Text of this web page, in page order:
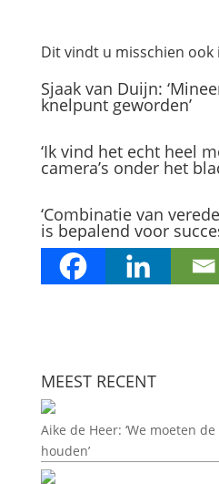
Dit vindt u misschien ook
Sjaak van Duijn:
knelpunt geworden’
‘Ik vind het echt heel
camera’s onder het
‘Combinatie van
is bepalend voor
MEEST RECENT
Aike de Heer: ‘We moeten
houden’